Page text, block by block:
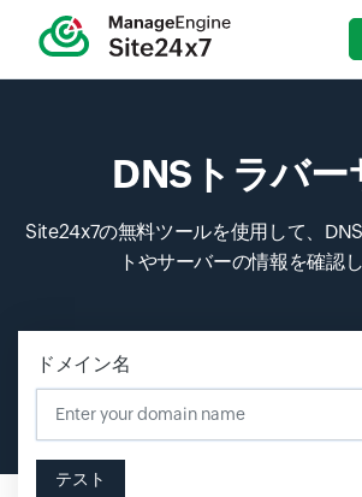
DNSトラバー
Site24x7の無料ツールを使用して、
トやサーバーの情報を確認し
ドメイン名
Input field
テスト